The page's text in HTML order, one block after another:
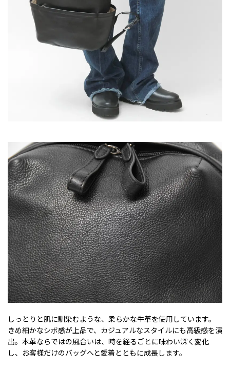
しっとりと肌に馴染むような、柔らかな牛革を使用しています。
きめ細かなシボ感が上品で、カジュアルなスタイルにも高級感を演
出。本革ならではの風合いは、時を経るごとに味わい深く変化
し、お客様だけのバッグへと愛着とともに成長します。